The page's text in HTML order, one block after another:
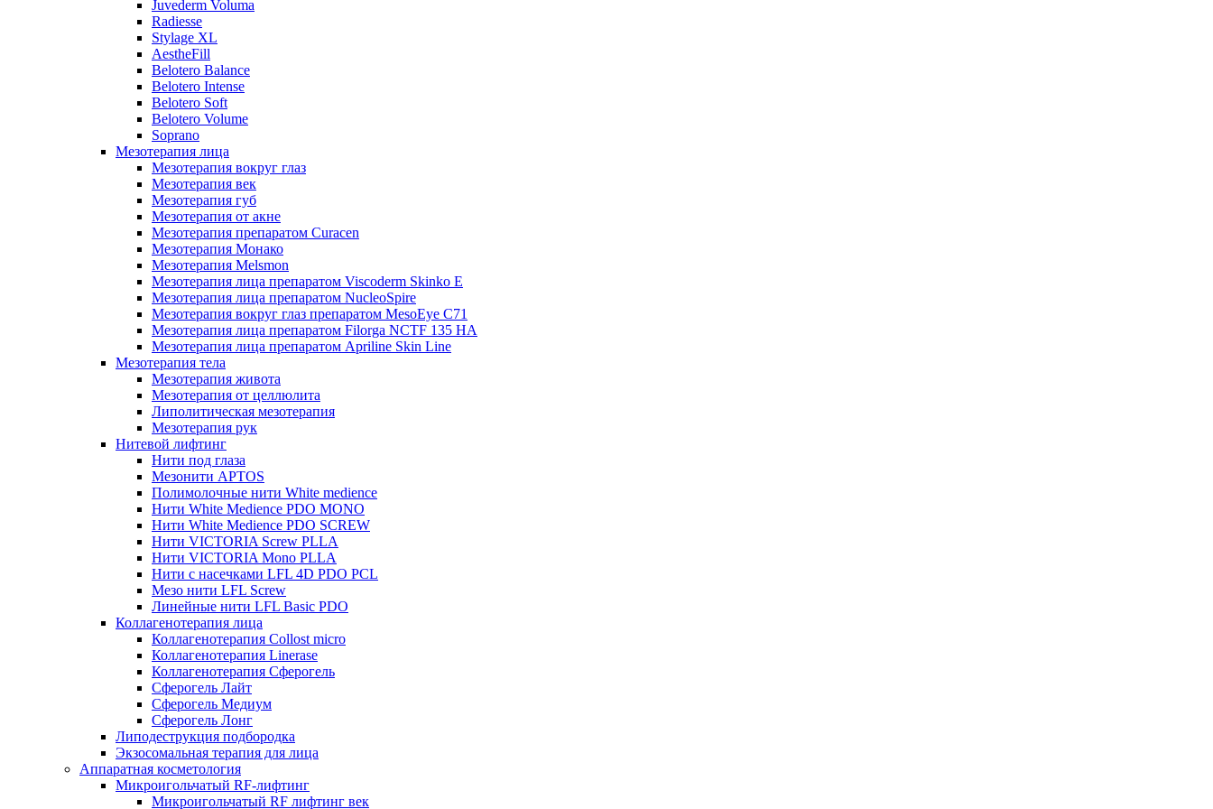
Juvederm Voluma
Radiesse
Stylage XL
AestheFill
Belotero Balance
Belotero Intense
Belotero Soft
Belotero Volume
Soprano
Мезотерапия лица
Мезотерапия вокруг глаз
Мезотерапия век
Мезотерапия губ
Мезотерапия от акне
Мезотерапия препаратом Curacen
Мезотерапия Монако
Мезотерапия Melsmon
Мезотерапия лица препаратом Viscoderm Skinko E
Мезотерапия лица препаратом NucleoSpire
Мезотерапия вокруг глаз препаратом MesoEye С71
Мезотерапия лица препаратом Filorga NCTF 135 HA
Мезотерапия лица препаратом Apriline Skin Line
Мезотерапия тела
Мезотерапия живота
Мезотерапия от целлюлита
Липолитическая мезотерапия
Мезотерапия рук
Нитевой лифтинг
Нити под глаза
Мезонити APTOS
Полимолочные нити White medience
Нити White Medience PDO MONO
Нити White Medience PDO SCREW
Нити VICTORIA Screw PLLA
Нити VICTORIA Mono PLLA
Нити с насечками LFL 4D PDO PCL
Мезо нити LFL Screw
Линейные нити LFL Basic PDO
Коллагенотерапия лица
Коллагенотерапия Collost micro
Коллагенотерапия Linerase
Коллагенотерапия Сферогель
Сферогель Лайт
Сферогель Медиум
Сферогель Лонг
Липодеструкция подбородка
Экзосомальная терапия для лица
Аппаратная косметология
Микроигольчатый RF-лифтинг
Микроигольчатый RF лифтинг век